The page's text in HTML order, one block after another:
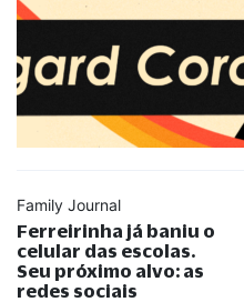
Family Journal
Ferreirinha já baniu o
celular das escolas.
Seu próximo alvo: as
redes sociais